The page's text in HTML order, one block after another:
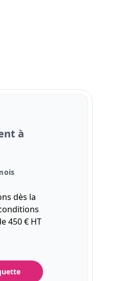
à
dès la
450 € HT